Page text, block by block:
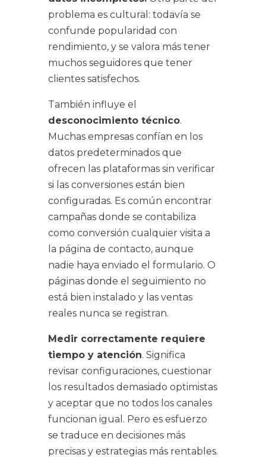
problema es cultural: todavía se
confunde popularidad con
rendimiento, y se valora más tener
muchos seguidores que tener
clientes satisfechos.
También influye el
desconocimiento técnico.
Muchas empresas confían en los
datos predeterminados que
ofrecen las plataformas sin verificar
si las conversiones están bien
configuradas. Es común encontrar
campañas donde se contabiliza
como conversión cualquier visita a
la página de contacto, aunque
nadie haya enviado el formulario. O
páginas donde el seguimiento no
está bien instalado y las ventas
reales nunca se registran.
Medir correctamente requiere
tiempo y atención. Significa
revisar configuraciones, cuestionar
los resultados demasiado optimistas
y aceptar que no todos los canales
funcionan igual. Pero es esfuerzo
se traduce en decisiones más
precisas y estrategias más rentables.